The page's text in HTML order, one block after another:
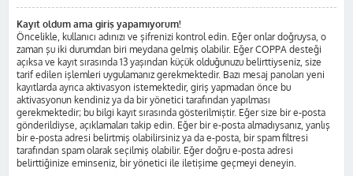
Kayıt oldum ama giriş yapamıyorum!
Öncelikle, kullanıcı adınızı ve şifrenizi kontrol edin. Eğer onlar doğruysa, o
zaman şu iki durumdan biri meydana gelmiş olabilir. Eğer COPPA desteği
açıksa ve kayıt sırasında 13 yaşından küçük olduğunuzu belirttiyseniz, size
tarif edilen işlemleri uygulamanız gerekmektedir. Bazı mesaj panoları yeni
kayıtlarda ayrıca aktivasyon istemektedir, giriş yapmadan önce bu
aktivasyonun kendiniz ya da bir yönetici tarafından yapılması
gerekmektedir; bu bilgi kayıt sırasında gösterilmiştir. Eğer size bir e-posta
gönderildiyse, açıklamaları takip edin. Eğer bir e-posta almadıysanız, yanlış
bir e-posta adresi belirtmiş olabilirsiniz ya da e-posta, bir spam filtresi
tarafından spam olarak seçilmiş olabilir. Eğer doğru e-posta adresi
belirttiğinize eminseniz, bir yönetici ile iletişime geçmeyi deneyin.